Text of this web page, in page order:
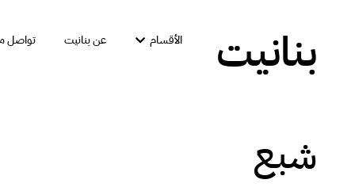
بنانيت الأقسام عن بنانيت تواصل
شبع